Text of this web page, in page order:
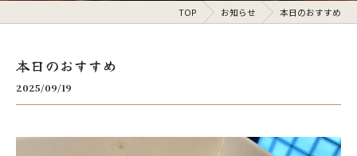
TOP お知らせ 本日のおすすめ
本日のおすすめ
2025/09/19